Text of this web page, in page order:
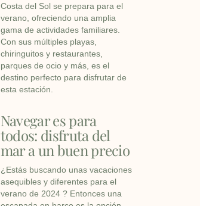
Costa del Sol se prepara para el
verano, ofreciendo una amplia
gama de actividades familiares.
Con sus múltiples playas,
chiringuitos y restaurantes,
parques de ocio y más, es el
destino perfecto para disfrutar de
esta estación.
Navegar es para
todos: disfruta del
mar a un buen precio
¿Estás buscando unas vacaciones
asequibles y diferentes para el
verano de 2024 ? Entonces una